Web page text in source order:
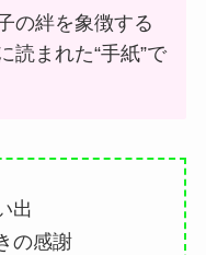
の絆を象徴する
読まれた“手紙”で
出
の感謝